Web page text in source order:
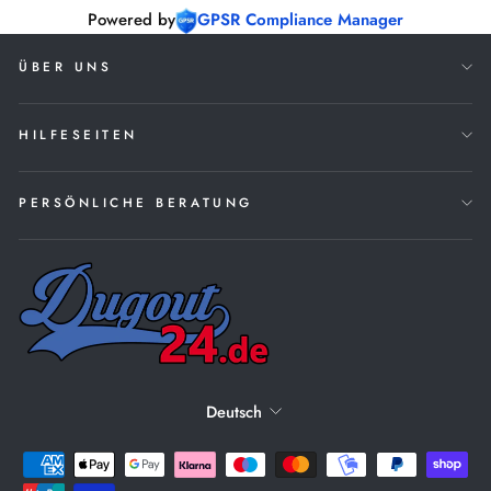
Powered by GPSR Compliance Manager
ÜBER UNS
HILFESEITEN
PERSÖNLICHE BERATUNG
SPRACHE
Deutsch